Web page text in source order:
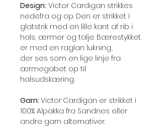
Design: Victor Cardigan strikkes
nedefra og op. Den er strikket i
glatstrik med en lille kant af rib i
hals, ærmer og talje. Bærestykket
er med en raglan lukning,
der ses som en lige linje fra
ærmegabet op til
halsudskæring.
Garn: Victor Cardigan er strikket i
100% Alpakka fra Sandnes eller
andre garn alternativer.